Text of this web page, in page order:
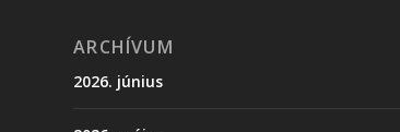
ARCHÍVUM
2026. június